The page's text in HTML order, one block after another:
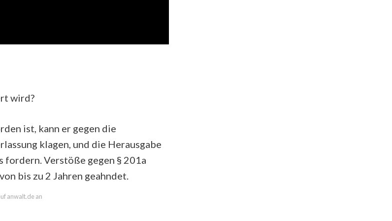
wird?
ist, kann er gegen die
klagen, und die Herausgabe
fordern. Verstöße gegen § 201a
bis zu 2 Jahren geahndet.
anwalt.de an